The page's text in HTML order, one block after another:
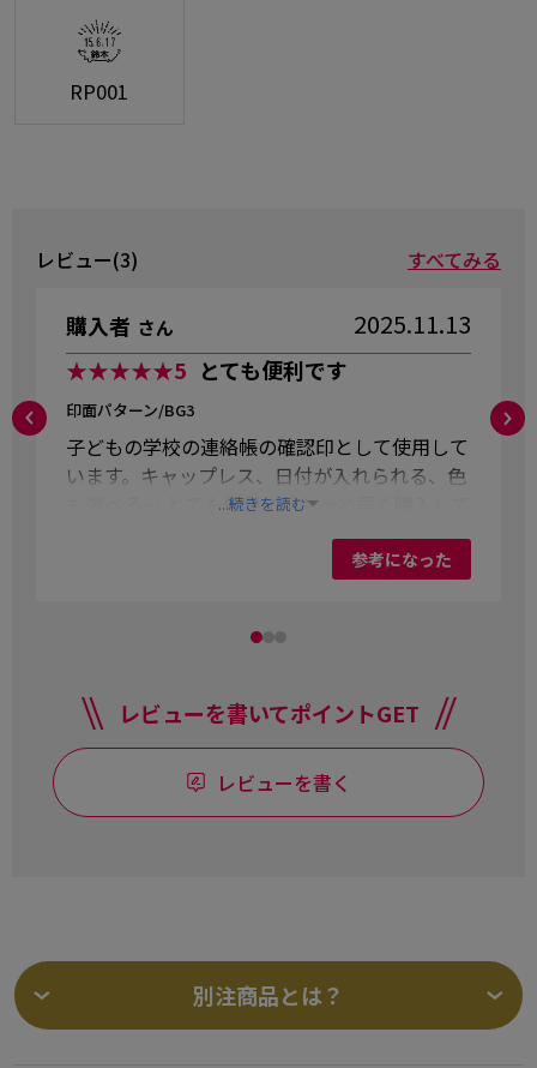
RP001
レビュー(3) すべてみる
購入者 さん 2025.11.13
★★★★★5 とても便利です
印面パターン/BG3
子どもの学校の連絡帳の確認印として使用して
います。キャップレス、日付が入れられる、色
も選べる… とても便利で、もっと早く購入して
いれば良かったと思っています。
...続きを読む
参考になった
レビューを書いてポイントGET
レビューを書く
別注商品とは？